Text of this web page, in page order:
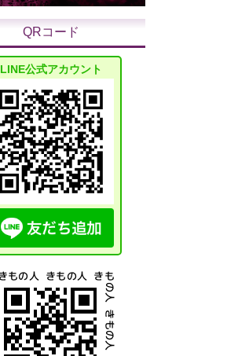
QRコード
LINE公式アカウント